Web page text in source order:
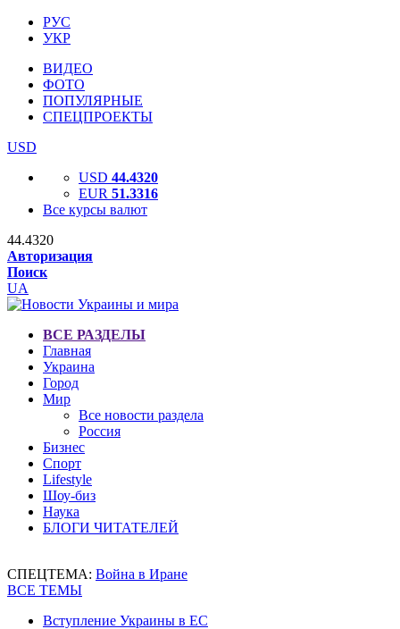
РУС
УКР
ВИДЕО
ФОТО
ПОПУЛЯРНЫЕ
СПЕЦПРОЕКТЫ
USD
USD 44.4320
EUR 51.3316
Все курсы валют
44.4320
Авторизация
Поиск
UA
ВСЕ РАЗДЕЛЫ
Главная
Украина
Город
Мир
Все новости раздела
Россия
Бизнес
Спорт
Lifestyle
Шоу-биз
Наука
БЛОГИ ЧИТАТЕЛЕЙ
СПЕЦТЕМА: Война в Иране
ВСЕ ТЕМЫ
Вступление Украины в ЕС